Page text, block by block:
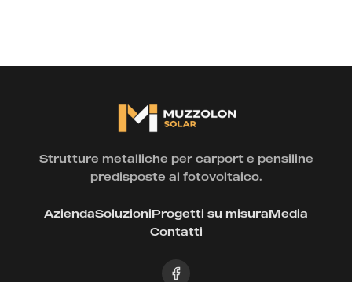
Strutture metalliche per carport e pensiline
predisposte al fotovoltaico.
AziendaSoluzioniProgetti su misuraMedia
Contatti